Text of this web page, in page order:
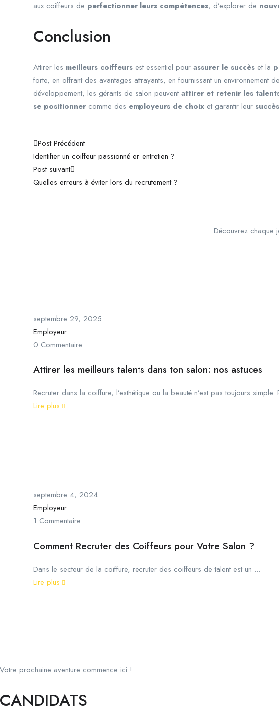
aux coiffeurs de perfectionner leurs compétences, d’explorer de
Conclusion
Attirer les meilleurs coiffeurs est essentiel pour assurer le succès et la
forte, en offrant des avantages attrayants, en fournissant un environnement
développement, les gérants de salon peuvent attirer et retenir les
se positionner comme des employeurs de choix et garantir leur
Navigation
de
l’article
Post Précédent
Identifier un coiffeur passionné en entretien ?
Post suivant
Quelles erreurs à éviter lors du recrutement ?
Découvrez chaque
septembre 29, 2025
Employeur
0 Commentaire
Attirer les meilleurs talents dans ton salon: nos astuces
Recruter dans la coiffure, l’esthétique ou la beauté n’est pas toujours simple.
Lire plus
septembre 4, 2024
Employeur
1 Commentaire
Comment Recruter des Coiffeurs pour Votre Salon ?
Dans le secteur de la coiffure, recruter des coiffeurs de talent est un ...
Lire plus
Votre prochaine aventure commence ici !
CANDIDATS